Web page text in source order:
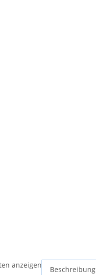
anzeigen Beschreibung